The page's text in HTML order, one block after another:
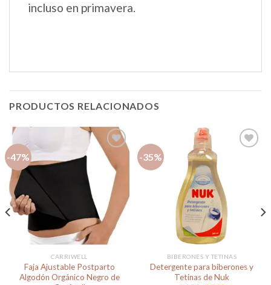
incluso en primavera.
PRODUCTOS RELACIONADOS
-47%
Añadir
a la
lista de
deseos
CARRIWELL
Faja Ajustable Postparto
Algodón Orgánico Negro de
-35%
BIBERONES Y TETINAS
Detergente para biberones y
Tetinas de Nuk